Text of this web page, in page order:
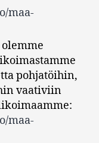
maa-
pohjatöihin,
vaativiin
maa-